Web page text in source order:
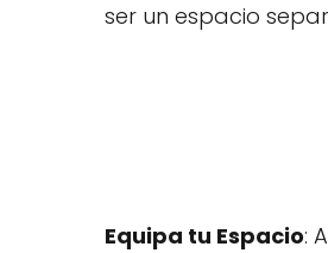
ser un espacio
Equipa tu Espacio: